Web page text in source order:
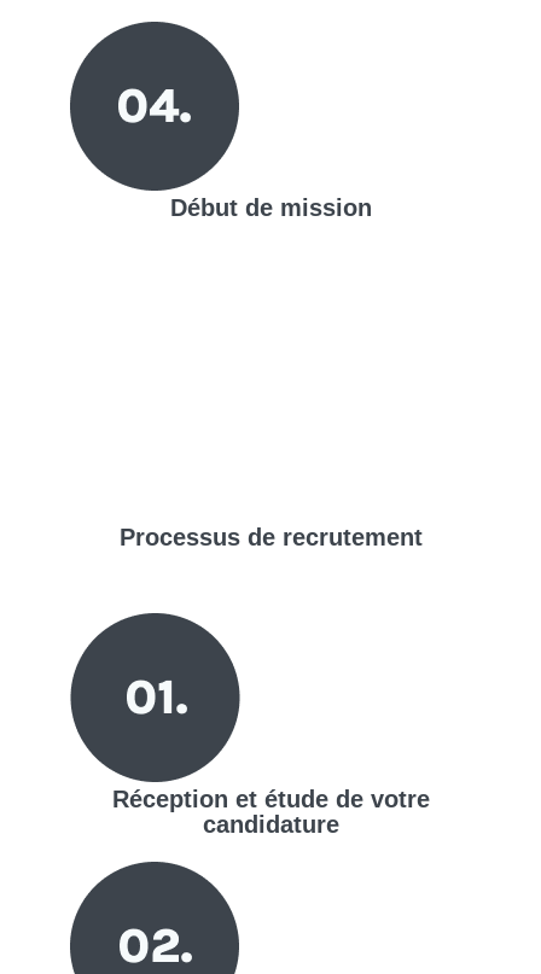
Début de mission
Processus de recrutement
Réception et étude de votre
candidature